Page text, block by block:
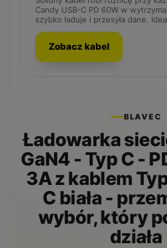
Candy USB-C PD 60W w
szybko ładuje i przesyła dane.
Zobacz kabel
BLAVEC
Ładowarka
GaN4 - Typ C -
3A z kablem
C biała -
wybór, który
działa